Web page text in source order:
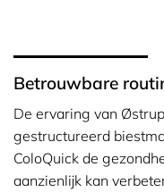
Betrouwbare
De ervaring van
gestructureerd
ColoQuick de
aanzienlijk kan